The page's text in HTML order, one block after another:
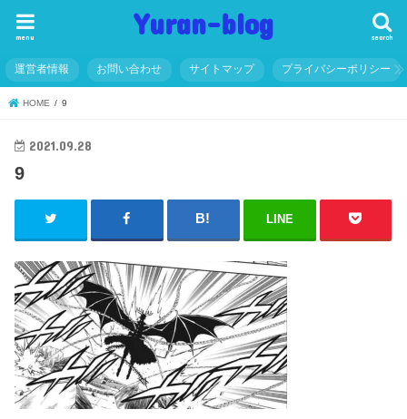
Yuran-blog search
menu
運営者情報 お問い合わせ サイトマップ プライバシーポリシー
HOME 9
2021.09.28
9
LINE